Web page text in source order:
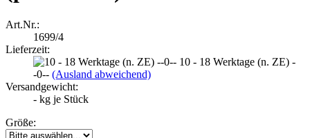
Art.Nr.:
1699/4
Lieferzeit:
10 - 18 Werktage (n. ZE) -
-0-- (Ausland abweichend)
Versandgewicht:
- kg je Stück
Größe: